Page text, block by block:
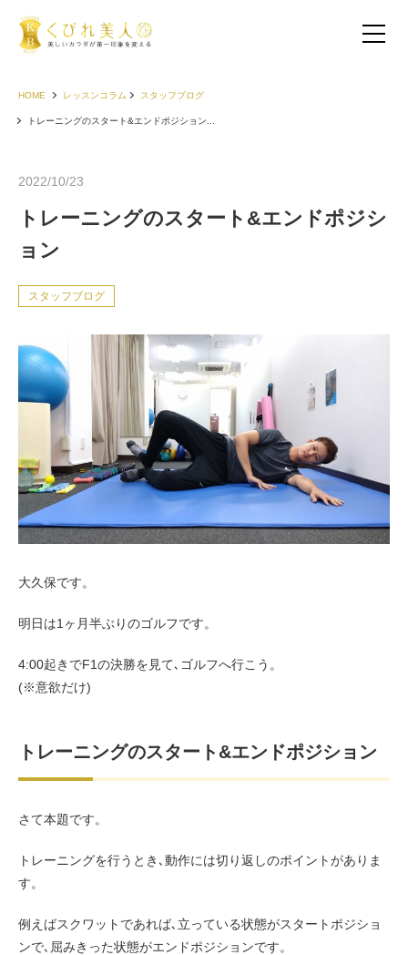
お客様の声（40代）
お客様の声（50代以上）
お客様の声（男性）
HOME レッスンコラム スタッフブログ
トレーニングのスタート&エンドポジション...
2022/10/23
トレーニングのスタート&エンドポジシ
ョン
スタッフブログ
大久保です。
明日は1ヶ月半ぶりのゴルフです。
4:00起きでF1の決勝を見て､ゴルフへ行こう。
(※意欲だけ)
トレーニングのスタート&エンドポジション
さて本題です。
トレーニングを行うとき､動作には切り返しのポイントがありま
す。
例えばスクワットであれば､立っている状態がスタートポジショ
ンで､屈みきった状態がエンドポジションです。